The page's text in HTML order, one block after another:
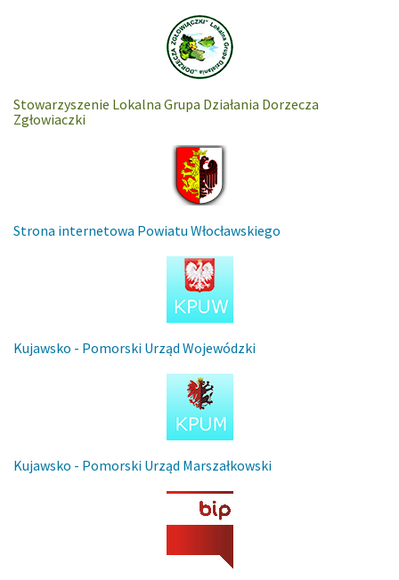
Stowarzyszenie Lokalna Grupa Działania Dorzecza
Zgłowiaczki
Strona internetowa Powiatu Włocławskiego
Kujawsko - Pomorski Urząd Wojewódzki
Kujawsko - Pomorski Urząd Marszałkowski